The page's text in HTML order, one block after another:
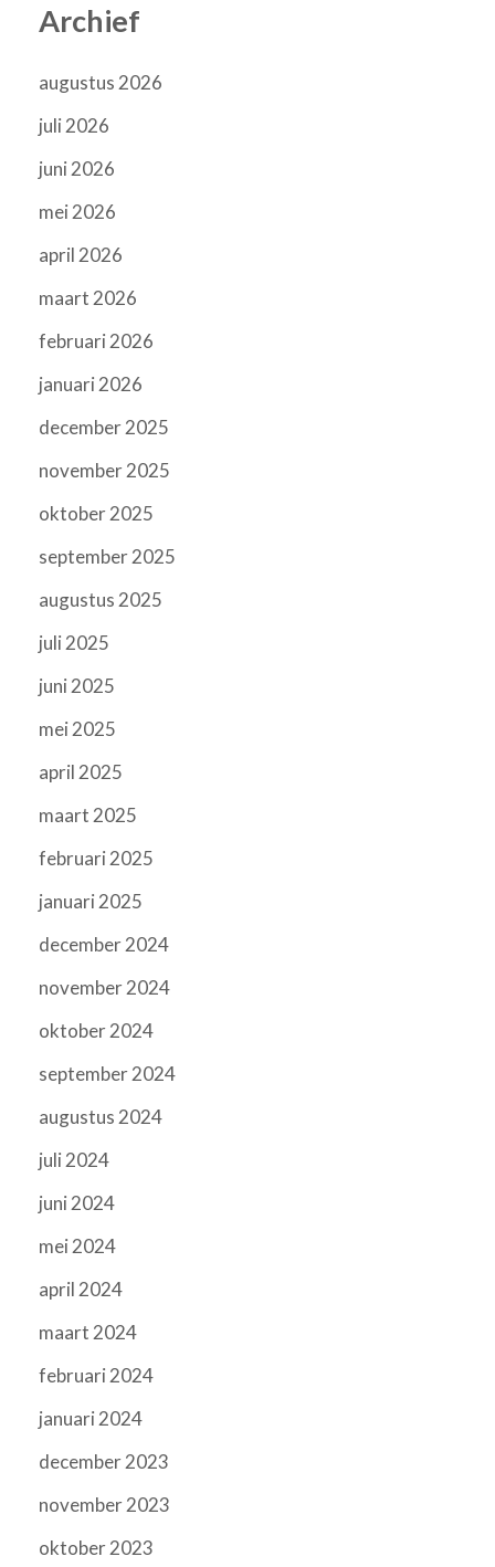
Archief
augustus 2026
juli 2026
juni 2026
mei 2026
april 2026
maart 2026
februari 2026
januari 2026
december 2025
november 2025
oktober 2025
september 2025
augustus 2025
juli 2025
juni 2025
mei 2025
april 2025
maart 2025
februari 2025
januari 2025
december 2024
november 2024
oktober 2024
september 2024
augustus 2024
juli 2024
juni 2024
mei 2024
april 2024
maart 2024
februari 2024
januari 2024
december 2023
november 2023
oktober 2023